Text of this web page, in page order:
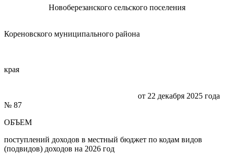
Новоберезанского сельского поселения
Кореновского муниципального района
края
от 22 декабря 2025 года
№ 87
ОБЪЕМ
поступлений доходов в местный бюджет по кодам видов
(подвидов) доходов на 2026 год